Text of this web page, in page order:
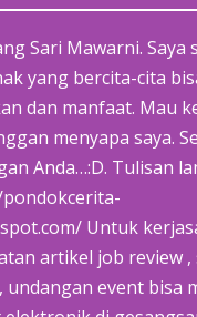
Sari Mawarni. Saya
yang bercita-cita
dan manfaat. Mau
menyapa saya.
Anda…:D. Tulisan
Untuk
artikel job review ,
undangan event bisa